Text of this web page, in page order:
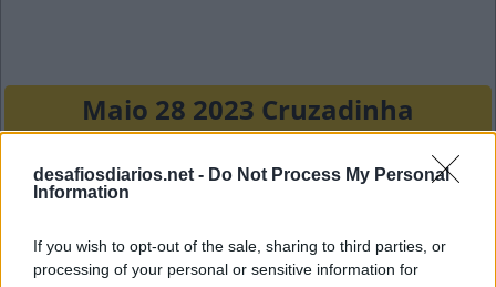
desafiosdiarios.net - Do Not Process My Personal
Information
If you wish to opt-out of the sale, sharing to third parties, or
processing of your personal or sensitive information for
Maio 28 2023 Cruzadinha
P
D
R I C
A